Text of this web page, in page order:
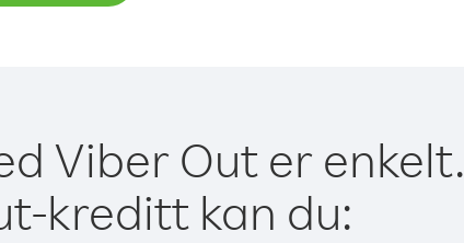
Viber Out er enkelt.
kreditt kan du: